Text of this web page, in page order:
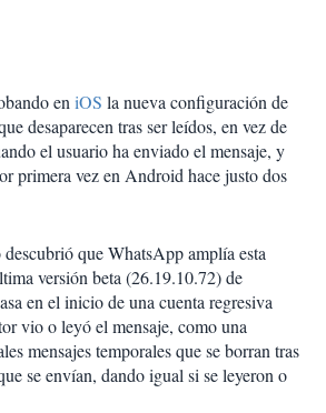
eniOS la nueva configuración de
desaparecen tras ser leídos, en vez de
el usuario ha enviado el mensaje, y
primera vez en Android hace justo dos
que WhatsApp amplía esta
versión beta (26.19.10.72) de
en el inicio de una cuenta regresiva
vio o leyó el mensaje, como una
mensajes temporales que se borran tras
se envían, dando igual si se leyeron o